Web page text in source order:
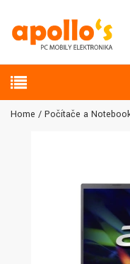
Home Počítače a